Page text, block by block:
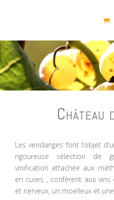
Château
Les vendanges font l’objet
rigoureuse sélection de
vinification attachée aux
en cuves , confèrent aux vins
et nerveux, un moelleux et